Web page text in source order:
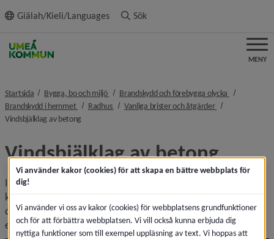
innehållet
Giälah/Kieli/Languages Sök
MENY
Startsida Bygga, bo och miljö nivå i brödsmulenavigeringen
Brandskydd och förebygga olycka
nivå i
Brandskydd i hemmet nivå i brödsmulenavigeringen
Radhus nivå i brödsmulenavigeringen
Vanliga brister och åtgärder nivå i
Vindsbjälklag av betongnivå i brödsmulenavigeringen
Vindsbjälklag av betong
I de fall det är ett vindsbjälklag av betong är det viktigt att
kontrollera de genomföringar som är i vindsbjälklaget, att
de är utförda täta. Är de inte utförda täta går det att se
exempel på åtgärder under Hål och skador i väggen.
Vi använder kakor (cookies) för att skapa en bättre webbplats för
dig!
Vi använder vi oss av kakor (cookies) för webbplatsens grundfunktioner
och för att förbättra webbplatsen. Vi vill också kunna erbjuda dig
nyttiga funktioner som till exempel uppläsning av text. Vi hoppas att